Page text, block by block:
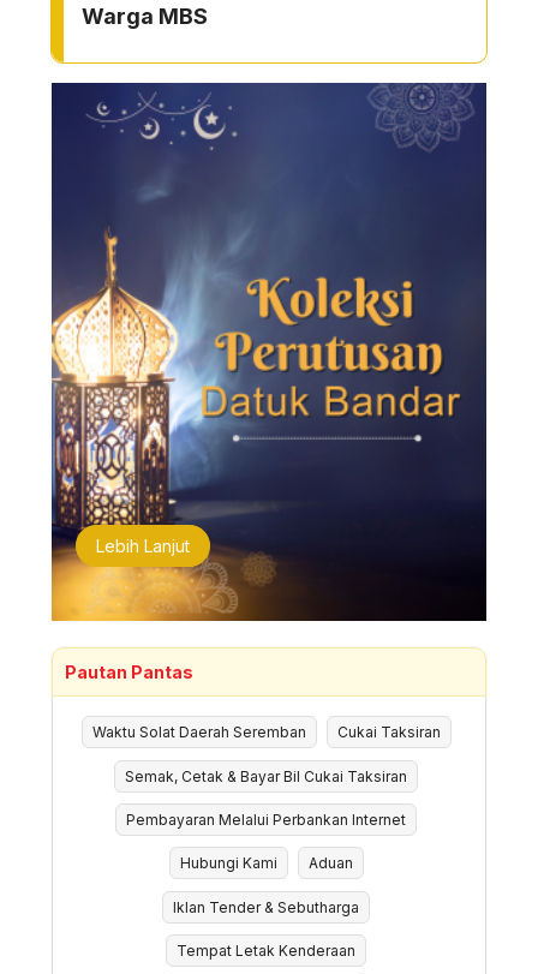
Warga MBS
Lebih Lanjut
Pautan Pantas
Waktu Solat Daerah Seremban Cukai Taksiran
Semak, Cetak & Bayar Bil Cukai Taksiran
Pembayaran Melalui Perbankan Internet
Hubungi Kami Aduan
Iklan Tender & Sebutharga
Tempat Letak Kenderaan